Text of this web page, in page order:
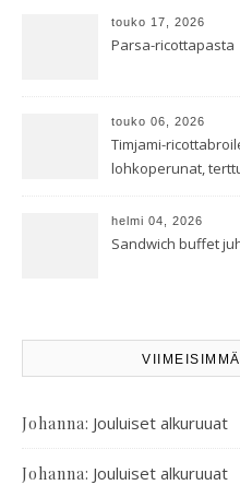
touko 17, 2026
Parsa-ricottapasta
touko 06, 2026
Timjami-
lohkoperunat,
salaatti
helmi 04, 2026
Sandwich buffet
Johanna: Jouluiset alkuruuat
Johanna: Jouluiset alkuruuat